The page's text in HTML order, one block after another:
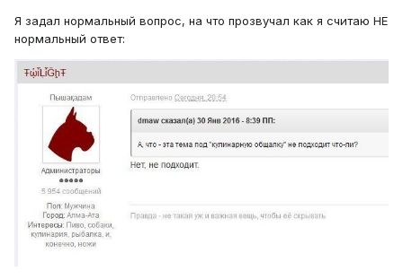
Я задал нормальный вопрос, на что прозвучал как я считаю НЕ
нормальный ответ: